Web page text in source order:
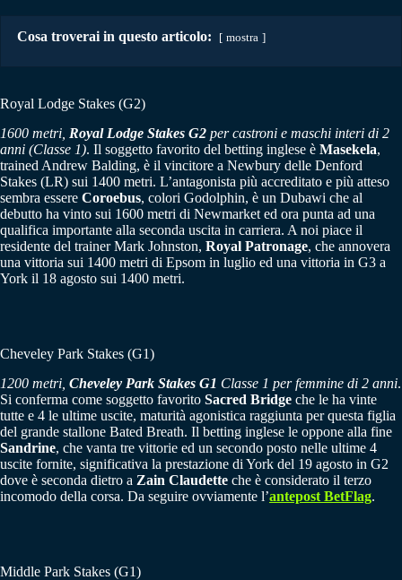
Cosa troverai in questo articolo: mostra
Royal Lodge Stakes (G2)
1600 metri, Royal Lodge Stakes G2 per castroni e maschi interi di 2
anni (Classe 1). Il soggetto favorito del betting inglese è Masekela,
trained Andrew Balding, è il vincitore a Newbury delle Denford
Stakes (LR) sui 1400 metri. L’antagonista più accreditato e più atteso
sembra essere Coroebus, colori Godolphin, è un Dubawi che al
debutto ha vinto sui 1600 metri di Newmarket ed ora punta ad una
qualifica importante alla seconda uscita in carriera. A noi piace il
residente del trainer Mark Johnston, Royal Patronage, che annovera
una vittoria sui 1400 metri di Epsom in luglio ed una vittoria in G3 a
York il 18 agosto sui 1400 metri.
Cheveley Park Stakes (G1)
1200 metri, Cheveley Park Stakes G1 Classe 1 per femmine di 2 anni.
Si conferma come soggetto favorito Sacred Bridge che le ha vinte
tutte e 4 le ultime uscite, maturità agonistica raggiunta per questa figlia
del grande stallone Bated Breath. Il betting inglese le oppone alla fine
Sandrine, che vanta tre vittorie ed un secondo posto nelle ultime 4
uscite fornite, significativa la prestazione di York del 19 agosto in G2
dove è seconda dietro a Zain Claudette che è considerato il terzo
incomodo della corsa. Da seguire ovviamente l’antepost BetFlag.
Middle Park Stakes (G1)